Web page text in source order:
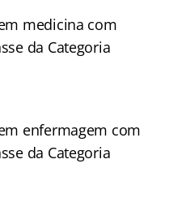
medicina com
da Categoria
enfermagem com
da Categoria